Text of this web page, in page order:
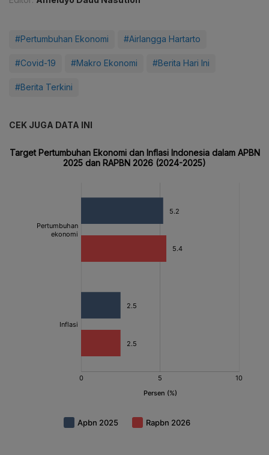
#Pertumbuhan Ekonomi #Airlangga Hartarto
#Covid-19 #Makro Ekonomi #Berita Hari Ini
#Berita Terkini
CEK JUGA DATA INI